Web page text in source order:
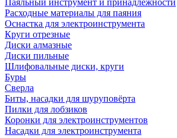
Паяльный инструмент и принадлежности
Расходные материалы для паяния
Оснастка для электроинструмента
Круги отрезные
Диски алмазные
Диски пильные
Шлифовальные диски, круги
Буры
Сверла
Биты, насадки для шуруповёрта
Пилки для лобзиков
Коронки для электроинструментов
Насадки для электроинструмента